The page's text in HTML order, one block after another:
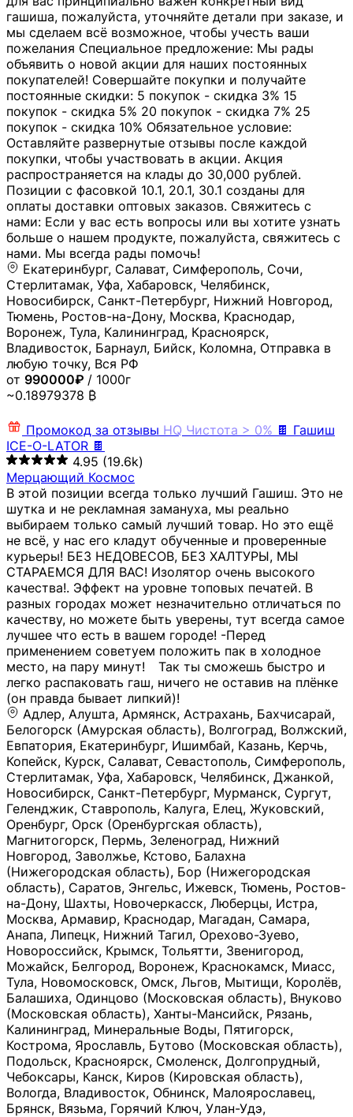
гашиша, пожалуйста, уточняйте детали при заказе, и
мы сделаем всё возможное, чтобы учесть ваши
пожелания Специальное предложение: Мы рады
объявить о новой акции для наших постоянных
покупателей! Совершайте покупки и получайте
постоянные скидки: 5 покупок - скидка 3% 15
покупок - скидка 5% 20 покупок - скидка 7% 25
покупок - скидка 10% Обязательное условие:
Оставляйте развернутые отзывы после каждой
покупки, чтобы участвовать в акции. Акция
распространяется на клады до 30,000 рублей.
Позиции с фасовкой 10.1, 20.1, 30.1 созданы для
оплаты доставки оптовых заказов. Свяжитесь с
нами: Если у вас есть вопросы или вы хотите узнать
больше о нашем продукте, пожалуйста, свяжитесь с
нами. Мы всегда рады помочь!
Екатеринбург, Салават, Симферополь, Сочи,
Стерлитамак, Уфа, Хабаровск, Челябинск,
Новосибирск, Санкт-Петербург, Нижний Новгород,
Тюмень, Ростов-на-Дону, Москва, Краснодар,
Воронеж, Тула, Калининград, Красноярск,
Владивосток, Барнаул, Бийск, Коломна, Отправка в
любую точку, Вся РФ
от 990000₽ / 1000г
~0.18979378 ₿
Промокод за отзывы HQ Чистота > 0% 🍫 Гашиш
ICE-O-LATOR 🍫
4.95 (19.6k)
Мерцающий Космос
В этой позиции всегда только лучший Гашиш. Это не
шутка и не рекламная замануха, мы реально
выбираем только самый лучший товар. Но это ещё
не всё, у нас его кладут обученные и проверенные
курьеры! БЕЗ НЕДОВЕСОВ, БЕЗ ХАЛТУРЫ, МЫ
СТАРАЕМСЯ ДЛЯ ВАС! Изолятор очень высокого
качества!. Эффект на уровне топовых печатей. В
разных городах может незначительно отличаться по
качеству, но можете быть уверены, тут всегда самое
лучшее что есть в вашем городе! -Перед
применением советуем положить пак в холодное
место, на пару минут!⠀ Так ты сможешь быстро и
легко распаковать гаш, ничего не оставив на плёнке
(он правда бывает липкий)!
Адлер, Алушта, Армянск, Астрахань, Бахчисарай,
Белогорск (Амурская область), Волгоград, Волжский,
Евпатория, Екатеринбург, Ишимбай, Казань, Керчь,
Копейск, Курск, Салават, Севастополь, Симферополь,
Стерлитамак, Уфа, Хабаровск, Челябинск, Джанкой,
Новосибирск, Санкт-Петербург, Мурманск, Сургут,
Геленджик, Ставрополь, Калуга, Елец, Жуковский,
Оренбург, Орск (Оренбургская область),
Магнитогорск, Пермь, Зеленоград, Нижний
Новгород, Заволжье, Кстово, Балахна
(Нижегородская область), Бор (Нижегородская
область), Саратов, Энгельс, Ижевск, Тюмень, Ростов-
на-Дону, Шахты, Новочеркасск, Люберцы, Истра,
Москва, Армавир, Краснодар, Магадан, Самара,
Анапа, Липецк, Нижний Тагил, Орехово-Зуево,
Новороссийск, Крымск, Тольятти, Звенигород,
Можайск, Белгород, Воронеж, Краснокамск, Миасс,
Тула, Новомосковск, Омск, Льгов, Мытищи, Королёв,
Балашиха, Одинцово (Московская область), Внуково
(Московская область), Ханты-Мансийск, Рязань,
Калининград, Минеральные Воды, Пятигорск,
Кострома, Ярославль, Бутово (Московская область),
Подольск, Красноярск, Смоленск, Долгопрудный,
Чебоксары, Канск, Киров (Кировская область),
Вологда, Владивосток, Обнинск, Малоярославец,
Брянск, Вязьма, Горячий Ключ, Улан-Удэ,